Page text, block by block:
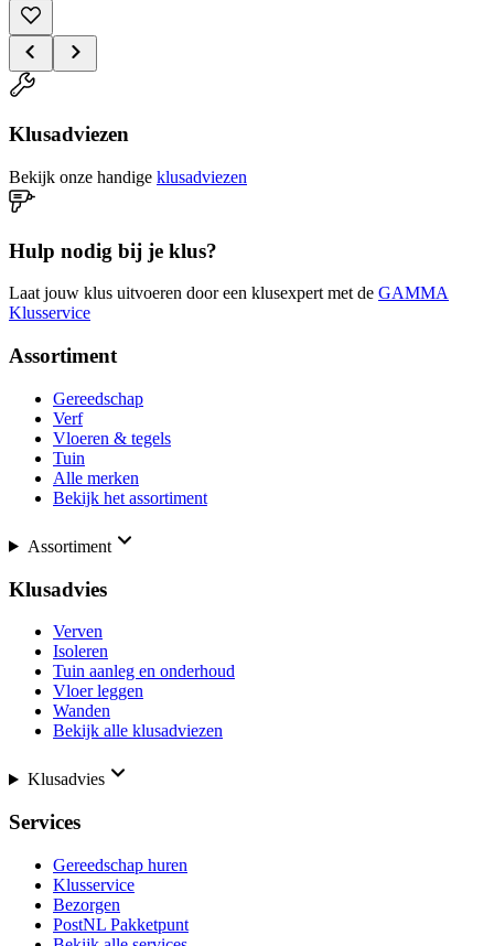
Klusadviezen
Bekijk onze handige klusadviezen
Hulp nodig bij je klus?
Laat jouw klus uitvoeren door een klusexpert met de GAMMA
Klusservice
Assortiment
Gereedschap
Verf
Vloeren & tegels
Tuin
Alle merken
Bekijk het assortiment
Assortiment
Klusadvies
Verven
Isoleren
Tuin aanleg en onderhoud
Vloer leggen
Wanden
Bekijk alle klusadviezen
Klusadvies
Services
Gereedschap huren
Klusservice
Bezorgen
PostNL Pakketpunt